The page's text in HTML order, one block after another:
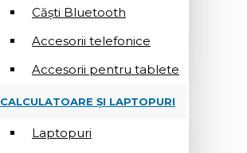
Căști Bluetooth
Accesorii telefonice
Accesorii pentru tablete
CALCULATOARE ȘI LAPTOPURI
Laptopuri